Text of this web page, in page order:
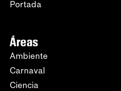
Portada
Áreas
Ambiente
Carnaval
Ciencia